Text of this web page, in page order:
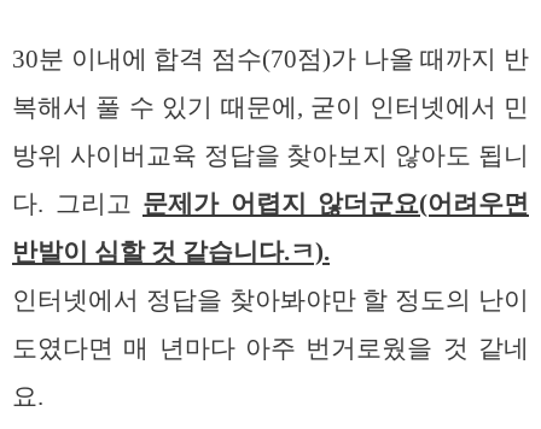
30분 이내에 합격 점수(70점)가 나올 때까지 반
복해서 풀 수 있기 때문에, 굳이 인터넷에서 민
방위 사이버교육 정답을 찾아보지 않아도 됩니
다. 그리고 문제가 어렵지 않더군요(어려우면
반발이 심할 것 같습니다.ㅋ).
인터넷에서 정답을 찾아봐야만 할 정도의 난이
도였다면 매 년마다 아주 번거로웠을 것 같네
요.